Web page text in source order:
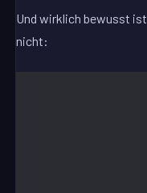
Und wirklich bewusst
nicht: